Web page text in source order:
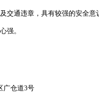
交通违章，具有较强的安全意
强。
广仓道3号